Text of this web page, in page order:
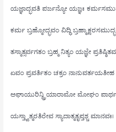
ಯಜ್ಞಾದ್ಭವತಿ ಪರ್ಜನ್ಯೋ ಯಜ್ಞಃ
ಕರ್ಮ ಬ್ರಹ್ಮೋದ್ಭವಂ ವಿದ್ಧಿ
ತಸ್ಮಾತ್ಸರ್ವಗತಂ ಬ್ರಹ್ಮ ನಿತ್ಯಂ ಯಜ್ಞೇ
ಏವಂ ಪ್ರವರ್ತಿತಂ ಚಕ್ರಂ
ಅಘಾಯುರಿನ್ದ್ರಿಯಾರಾಮೋ ಮೋಘಂ ಪಾರ್ಥ
ಯಸ್ತ್ವಾತ್ಮರತಿರೇವ ಸ್ಯಾದಾತ್ಮತೃಪ್ತಶ್ಚ ಮಾನವಃ।